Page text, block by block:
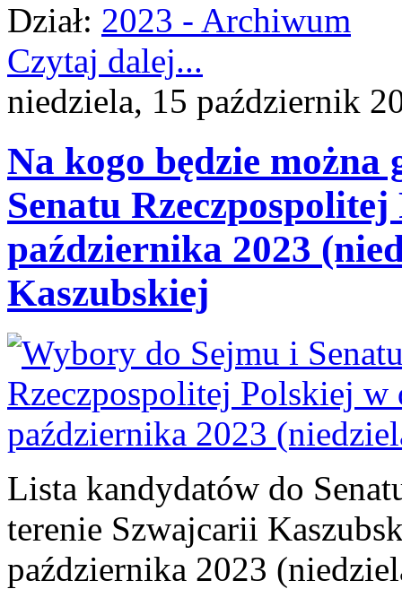
Dział: 2023 - Archiwum
Czytaj dalej...
niedziela, 15 październik
Na kogo będzie można
Senatu
października 2023
Kaszubskiej
Lista kandydatów do
terenie Szwajcarii
października 2023